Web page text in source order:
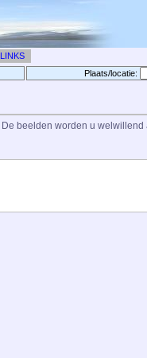
LINKS
Plaats/locatie: